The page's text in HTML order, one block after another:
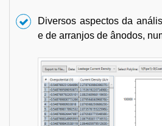
Diversos aspectos da
e de arranjos de ânodos,